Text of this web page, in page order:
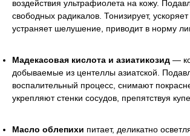
воздействия ультрафиолета на кожу.
свободных радикалов. Тонизирует,
устраняет шелушение, приводит в норму
Мадекасовая кислота и азиатикозид —
добываемые из центеллы азиатской.
воспалительный процесс, снимают
укрепляют стенки сосудов, препятствуя
Масло облепихи питает, деликатно